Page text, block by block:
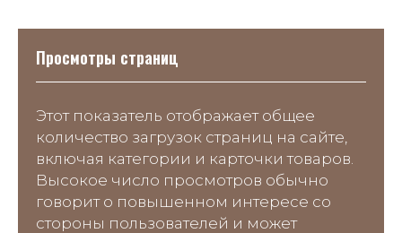
Просмотры страниц
Этот показатель отображает общее
количество загрузок страниц на сайте,
включая категории и карточки товаров.
Высокое число просмотров обычно
говорит о повышенном интересе со
стороны пользователей и может